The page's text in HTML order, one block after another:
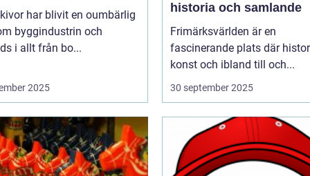
har blivit en oumbärlig
byggindustrin och
i allt från bo...
2025
historia och samlande
Frimärksvärlden är en
fascinerande plats där
konst och ibland till och...
30 september 2025